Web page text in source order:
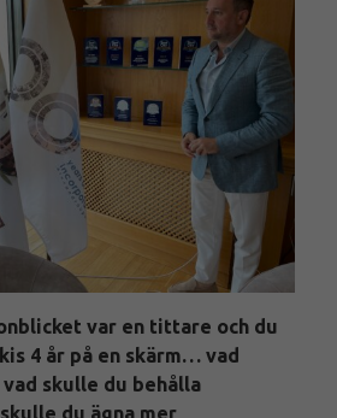
var en tittare och du
4 år på en skärm… vad
skulle du behålla
du ägna mer